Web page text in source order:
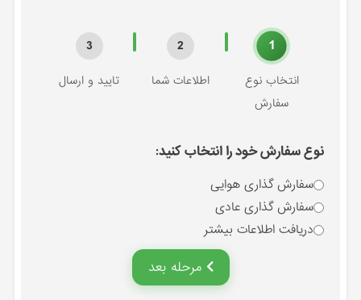
1
انتخاب نوع
سفارش
2
اطلاعات شما
3
تایید و ارسال
نوع سفارش خود را انتخاب کنید:
سفارش گذاری هوایی
سفارش گذاری عادی
دریافت اطلاعات بیشتر
مرحله بعد